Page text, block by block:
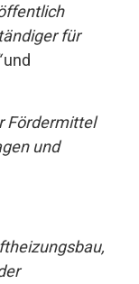
für
und
Fördermittel
und